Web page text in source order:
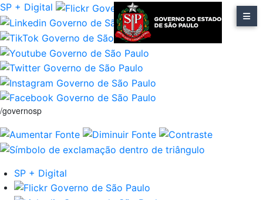
SP + Digital
/governosp
SP + Digital